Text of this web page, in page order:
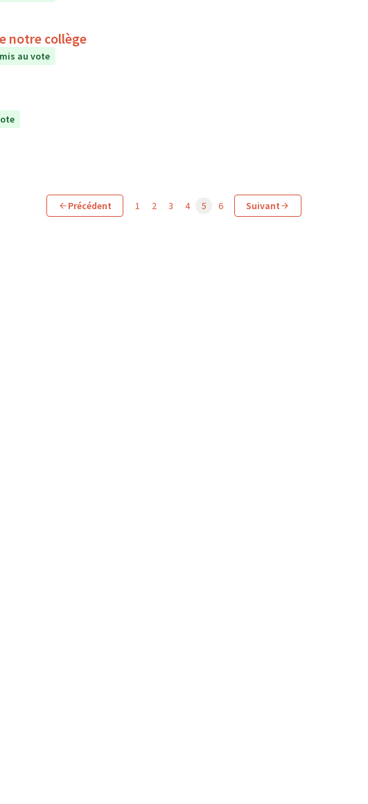
notre collège
au vote
Précédent 1 2 3 4 5 6 Suivant